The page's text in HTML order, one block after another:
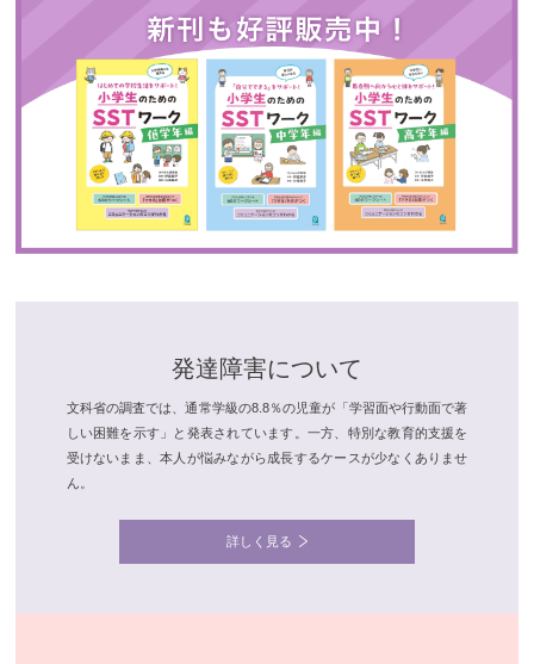
発達障害について
文科省の調査では、通常学級の8.8％の児童が「学習面や行動面で著
しい困難を示す」と発表されています。一方、特別な教育的支援を
受けないまま、本人が悩みながら成長するケースが少なくありませ
ん。
詳しく見る